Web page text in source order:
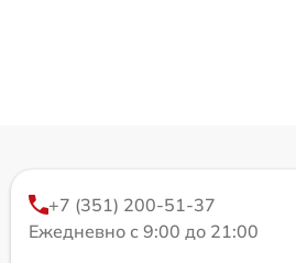
+7 (351) 200-51-37
Ежедневно с 9:00 до 21:00